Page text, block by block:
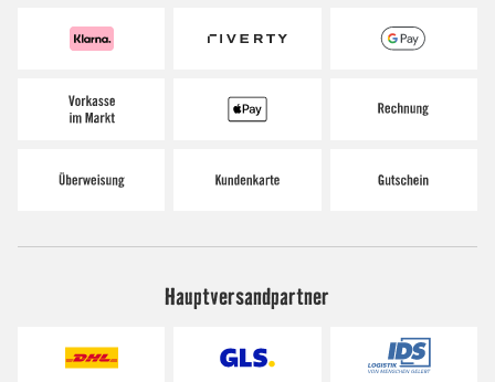
Hauptversandpartner